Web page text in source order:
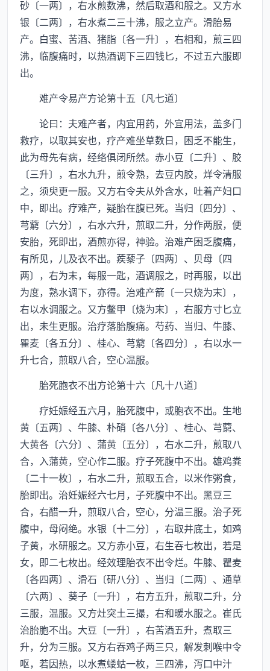
砂〔一两〕，右水煎数沸，然后取酒和服之。又方水
银〔二两〕，右水煮二三十沸，服之立产。滑胎易
产。白蜜、苦酒、猪脂〔各一升〕，右相和，煎三四
沸，临腹痛时，以热酒调下三四钱匕，不过五六服即
出。
难产令易产方论第十五〔凡七道〕
论曰：夫难产者，内宜用药，外宜用法，盖多门
救疗，以取其安也，疗产难坐草数日，困乏不能生，
此为母先有病，经络俱闭所然。赤小豆〔二升〕、胶
〔三升〕，右水九升，煎令熟，去豆内胶，烊令清服
之，须臾更一服。又方右令夫从外含水，吐着产妇口
中，即出。疗难产，疑胎在腹已死。当归〔四分〕、
芎藭〔六分〕，右水六升，煎取二升，分作两服，便
安胎，死即出，酒煎亦得，神验。治难产困乏腹痛，
有所见，儿及衣不出。蒺藜子〔四两〕、贝母〔四
两〕，右为末，每服一匙，酒调服之，时再服，以出
为度，熟水调下，亦得。治难产箭〔一只烧为末〕，
右以水调服之。又方鳖甲〔烧为末〕，右服方寸匕立
出，未生更服。治疗落胎腹痛。芍药、当归、牛膝、
瞿麦〔各五分〕、桂心、芎藭〔各四分〕，右以水一
升七合，煎取八合，空心温服。
胎死胞衣不出方论第十六〔凡十八道〕
疗妊娠经五六月，胎死腹中，或胞衣不出。生地
黄〔五两〕、牛膝、朴硝〔各八分〕、桂心、芎藭、
大黄各〔六分〕、蒲黄〔五分〕，右水二升，煎取八
合，入蒲黄，空心作二服。疗子死腹中不出。雄鸡粪
〔二十一枚〕，右水二升，煎取五合，以米作粥食，
胎即出。治妊娠经六七月，子死腹中不出。黑豆三
合，右醋一升，煎取八合，空心，分温三服。治子死
腹中，母闷绝。水银〔十二分〕，右取井底土，如鸡
子黄，水研服之。又方赤小豆，右生吞七枚出，若是
女，即二七枚出。经效理胎衣不出令烂。牛膝、瞿麦
〔各四两〕、滑石〔研八分〕、当归〔二两〕、通草
〔六两〕、葵子〔一升〕，右方五升，煎取二升，分
三服，温服。又方灶突土三撮，右和暖水服之。崔氏
治胎胞不出。大豆〔一升〕，右苦酒五升，煮取三
升，分为三服。又方右吞鸡子两三只，解发刺喉中令
呕，若因热，以水煮蝼蛄一枚，三四沸，泻口中汁